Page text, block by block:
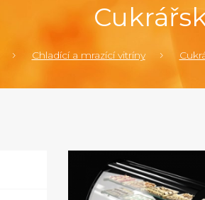
Chladící a mrazící vitríny